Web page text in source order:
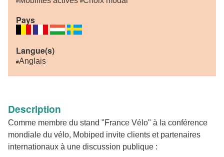
# #
Pays
Langue(s)
#Anglais
Description
Comme membre du stand "France Vélo" à la conférence
mondiale du vélo, Mobiped invite clients et partenaires
internationaux à une discussion publique :